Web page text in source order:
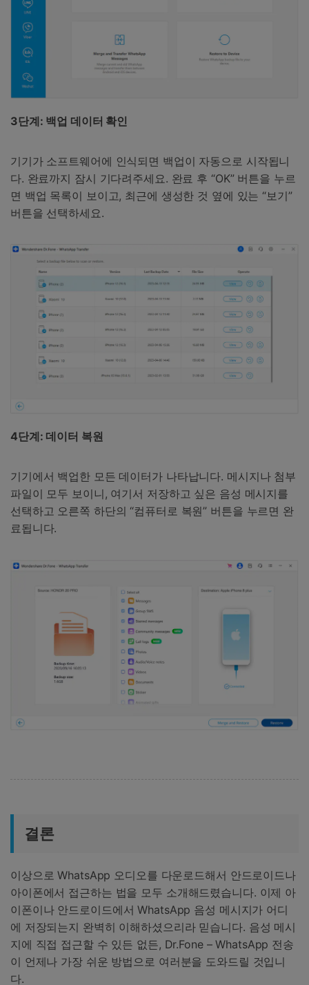
3단계: 백업 데이터 확인
기기가 소프트웨어에 인식되면 백업이 자동으로 시작됩니
다. 완료까지 잠시 기다려주세요. 완료 후 “OK” 버튼을 누르
면 백업 목록이 보이고, 최근에 생성한 것 옆에 있는 “보기”
버튼을 선택하세요.
4단계: 데이터 복원
기기에서 백업한 모든 데이터가 나타납니다. 메시지나 첨부
파일이 모두 보이니, 여기서 저장하고 싶은 음성 메시지를
선택하고 오른쪽 하단의 “컴퓨터로 복원” 버튼을 누르면 완
료됩니다.
결론
이상으로 WhatsApp 오디오를 다운로드해서 안드로이드나
아이폰에서 접근하는 법을 모두 소개해드렸습니다. 이제 아
이폰이나 안드로이드에서 WhatsApp 음성 메시지가 어디
에 저장되는지 완벽히 이해하셨으리라 믿습니다. 음성 메시
지에 직접 접근할 수 있든 없든, Dr.Fone – WhatsApp 전송
이 언제나 가장 쉬운 방법으로 여러분을 도와드릴 것입니
다.